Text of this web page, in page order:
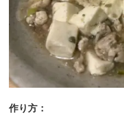
作り方：